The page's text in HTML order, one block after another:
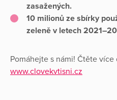
zasažených.
10 milionů ze sbírky
zeleně v letech
Pomáhejte s námi! Čtěte více
www.clovekvtisni.cz